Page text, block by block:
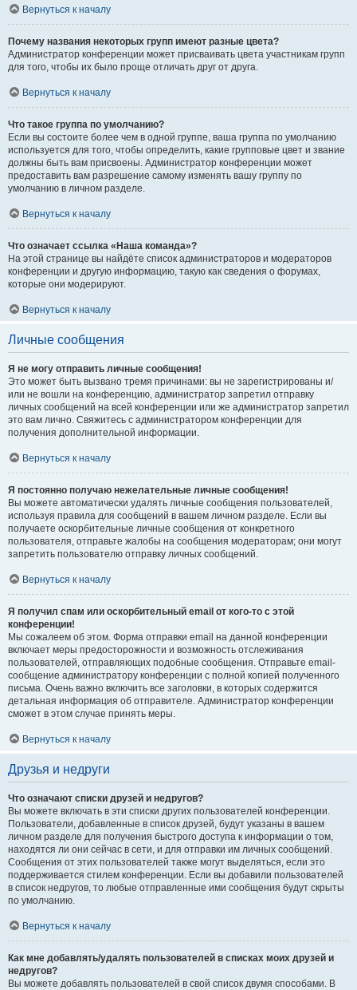
Вернуться к началу
Почему названия некоторых групп имеют разные цвета?
Администратор конференции может присваивать цвета участникам групп
для того, чтобы их было проще отличать друг от друга.
Вернуться к началу
Что такое группа по умолчанию?
Если вы состоите более чем в одной группе, ваша группа по умолчанию
используется для того, чтобы определить, какие групповые цвет и звание
должны быть вам присвоены. Администратор конференции может
предоставить вам разрешение самому изменять вашу группу по
умолчанию в личном разделе.
Вернуться к началу
Что означает ссылка «Наша команда»?
На этой странице вы найдёте список администраторов и модераторов
конференции и другую информацию, такую как сведения о форумах,
которые они модерируют.
Вернуться к началу
Личные сообщения
Я не могу отправить личные сообщения!
Это может быть вызвано тремя причинами: вы не зарегистрированы и/
или не вошли на конференцию, администратор запретил отправку
личных сообщений на всей конференции или же администратор запретил
это вам лично. Свяжитесь с администратором конференции для
получения дополнительной информации.
Вернуться к началу
Я постоянно получаю нежелательные личные сообщения!
Вы можете автоматически удалять личные сообщения пользователей,
используя правила для сообщений в вашем личном разделе. Если вы
получаете оскорбительные личные сообщения от конкретного
пользователя, отправьте жалобы на сообщения модераторам; они могут
запретить пользователю отправку личных сообщений.
Вернуться к началу
Я получил спам или оскорбительный email от кого-то с этой
конференции!
Мы сожалеем об этом. Форма отправки email на данной конференции
включает меры предосторожности и возможность отслеживания
пользователей, отправляющих подобные сообщения. Отправьте email-
сообщение администратору конференции с полной копией полученного
письма. Очень важно включить все заголовки, в которых содержится
детальная информация об отправителе. Администратор конференции
сможет в этом случае принять меры.
Вернуться к началу
Друзья и недруги
Что означают списки друзей и недругов?
Вы можете включать в эти списки других пользователей конференции.
Пользователи, добавленные в список друзей, будут указаны в вашем
личном разделе для получения быстрого доступа к информации о том,
находятся ли они сейчас в сети, и для отправки им личных сообщений.
Сообщения от этих пользователей также могут выделяться, если это
поддерживается стилем конференции. Если вы добавили пользователей
в список недругов, то любые отправленные ими сообщения будут скрыты
по умолчанию.
Вернуться к началу
Как мне добавлять/удалять пользователей в списках моих друзей и
недругов?
Вы можете добавлять пользователей в свой список двумя способами. В